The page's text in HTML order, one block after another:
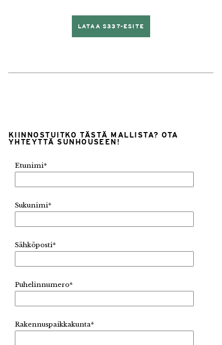
LATAA S337-ESITE
KIINNOSTUITKO TÄSTÄ MALLISTA? OTA
YHTEYTTÄ SUNHOUSEEN!
Etunimi*
Sukunimi*
Sähköposti*
Puhelinnumero*
Rakennuspaikkakunta*